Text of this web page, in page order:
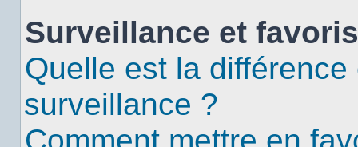
Surveillance et favoris
Quelle est la
surveillance ?
Comment mettre en